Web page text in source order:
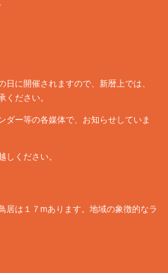
に開催されますので、新暦上では、
ださい。
ダー等の各媒体で、お知らせしていま
ください。
居は１７mあります。地域の象徴的なラ